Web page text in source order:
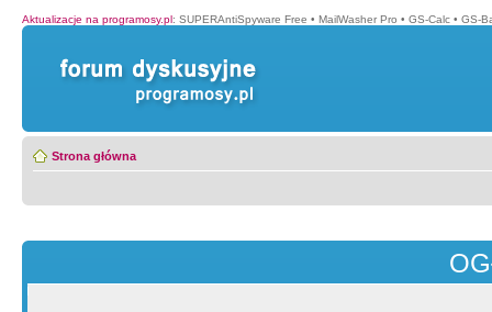
Aktualizacje na programosy.pl: SUPERAntiSpyware Free • MailWasher Pro • GS-Calc • GS-
Strona główna